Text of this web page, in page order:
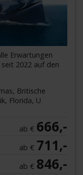
Erwartungen
2022 auf den
Britische
Florida, U
ab € 666,-
ab € 711,-
ab € 846,-